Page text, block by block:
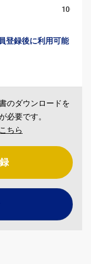
10件
登録後に利用可能
のダウンロードを
必要です。
こちら